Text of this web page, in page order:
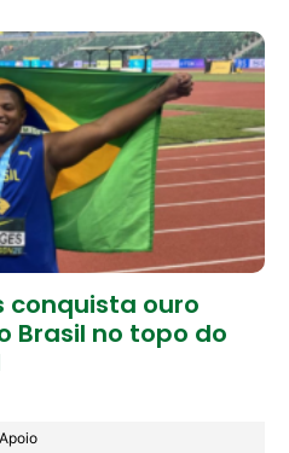
conquista ouro
Brasil no topo do
Apoio